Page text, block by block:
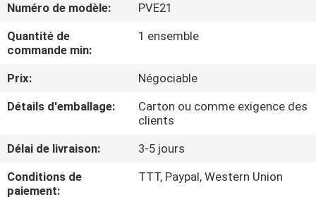
D'USINE
DE
QUALITÉ
CONTACTEZ-
NOUS
Numéro de modèle:
PVE21
Quantité de
commande min:
1 ensemble
Prix:
Négociable
Détails d'emballage:
Carton ou comme exigence des
clients
Délai de livraison:
3-5 jours
Conditions de
paiement:
TTT, Paypal, Western Union